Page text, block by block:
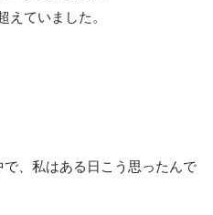
えていました。
、私はある日こう思ったんで